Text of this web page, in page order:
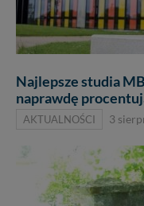
Najlepsze studia
naprawdę
AKTUALNOŚCI 3